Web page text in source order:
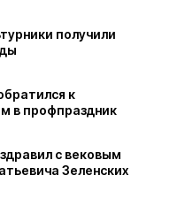
получили
к
в профпраздник
с вековым
Зеленских